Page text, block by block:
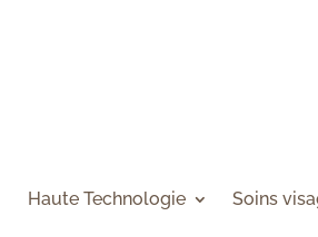
Haute Technologie Soins